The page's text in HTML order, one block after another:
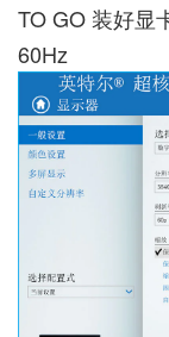
TO GO 装好显
60Hz